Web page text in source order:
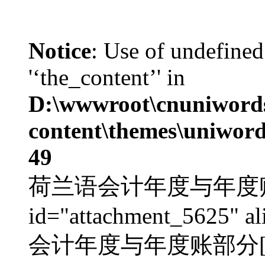
Notice: Use of
'‘the_content’' in
49
荷兰语会计年度与年
id="attachment_5625"
会计年度与年度账部